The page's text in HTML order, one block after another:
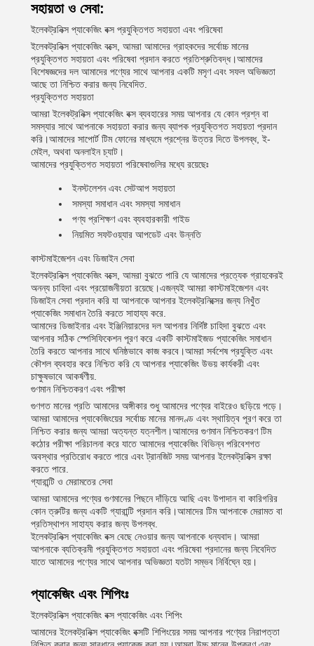
সহায়তা ও সেবা:
ইলেকট্রনিক্স প্যাকেজিং বক্স প্রযুক্তিগত সহায়তা এবং পরিষেবা
ইলেকট্রনিক্স প্যাকেজিং বক্সে, আমরা আমাদের গ্রাহকদের সর্বোচ্চ মানের
প্রযুক্তিগত সহায়তা এবং পরিষেবা প্রদান করতে প্রতিশ্রুতিবদ্ধ।আমাদের
বিশেষজ্ঞদের দল আমাদের পণ্যের সাথে আপনার একটি মসৃণ এবং সফল অভিজ্ঞতা
আছে তা নিশ্চিত করার জন্য নিবেদিত.
প্রযুক্তিগত সহায়তা
আমরা ইলেকট্রনিক্স প্যাকেজিং বক্স ব্যবহারের সময় আপনার যে কোন প্রশ্ন বা
সমস্যার সাথে আপনাকে সহায়তা করার জন্য ব্যাপক প্রযুক্তিগত সহায়তা প্রদান
করি।আমাদের সাপোর্ট টিম ফোনের মাধ্যমে প্রশ্নের উত্তর দিতে উপলব্ধ, ই-
মেইল, অথবা অনলাইন চ্যাট।
আমাদের প্রযুক্তিগত সহায়তা পরিষেবাগুলির মধ্যে রয়েছেঃ
ইনস্টলেশন এবং সেটআপ সহায়তা
সমস্যা সমাধান এবং সমস্যা সমাধান
পণ্য প্রশিক্ষণ এবং ব্যবহারকারী গাইড
নিয়মিত সফটওয়্যার আপডেট এবং উন্নতি
কাস্টমাইজেশন এবং ডিজাইন সেবা
ইলেকট্রনিক্স প্যাকেজিং বক্সে, আমরা বুঝতে পারি যে আমাদের প্রত্যেক গ্রাহকেরই
অনন্য চাহিদা এবং প্রয়োজনীয়তা রয়েছে।এজন্যই আমরা কাস্টমাইজেশন এবং
ডিজাইন সেবা প্রদান করি যা আপনাকে আপনার ইলেকট্রনিক্সের জন্য নিখুঁত
প্যাকেজিং সমাধান তৈরি করতে সাহায্য করে.
আমাদের ডিজাইনার এবং ইঞ্জিনিয়ারদের দল আপনার নির্দিষ্ট চাহিদা বুঝতে এবং
আপনার সঠিক স্পেসিফিকেশন পূরণ করে একটি কাস্টমাইজড প্যাকেজিং সমাধান
তৈরি করতে আপনার সাথে ঘনিষ্ঠভাবে কাজ করবে।আমরা সর্বশেষ প্রযুক্তি এবং
কৌশল ব্যবহার করে নিশ্চিত করি যে আপনার প্যাকেজিং উভয় কার্যকরী এবং
চাক্ষুষভাবে আকর্ষণীয়.
গুণমান নিশ্চিতকরণ এবং পরীক্ষা
গুণগত মানের প্রতি আমাদের অঙ্গীকার শুধু আমাদের পণ্যের বাইরেও ছড়িয়ে পড়ে।
আমরা আমাদের প্যাকেজিংয়ের সর্বোচ্চ মানের মানদণ্ড এবং স্থায়িত্ব পূরণ করে তা
নিশ্চিত করার জন্য আমরা অত্যন্ত যত্নশীল।আমাদের গুণমান নিশ্চিতকরণ টিম
কঠোর পরীক্ষা পরিচালনা করে যাতে আমাদের প্যাকেজিং বিভিন্ন পরিবেশগত
অবস্থার প্রতিরোধ করতে পারে এবং ট্রানজিট সময় আপনার ইলেকট্রনিক্স রক্ষা
করতে পারে.
গ্যারান্টি ও মেরামতের সেবা
আমরা আমাদের পণ্যের গুণমানের পিছনে দাঁড়িয়ে আছি এবং উপাদান বা কারিগরির
কোন ত্রুটির জন্য একটি গ্যারান্টি প্রদান করি।আমাদের টিম আপনাকে মেরামত বা
প্রতিস্থাপন সাহায্য করার জন্য উপলব্ধ.
ইলেকট্রনিক্স প্যাকেজিং বক্স বেছে নেওয়ার জন্য আপনাকে ধন্যবাদ। আমরা
আপনাকে ব্যতিক্রমী প্রযুক্তিগত সহায়তা এবং পরিষেবা প্রদানের জন্য নিবেদিত
যাতে আমাদের পণ্যের সাথে আপনার অভিজ্ঞতা যতটা সম্ভব নির্বিঘ্নে হয়।
প্যাকেজিং এবং শিপিংঃ
ইলেকট্রনিক্স প্যাকেজিং বক্স প্যাকেজিং এবং শিপিং
আমাদের ইলেকট্রনিক্স প্যাকেজিং বক্সটি শিপিংয়ের সময় আপনার পণ্যের নিরাপত্তা